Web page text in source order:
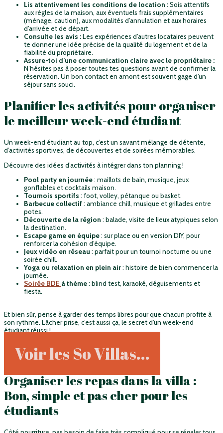
Lis attentivement les conditions de location :Sois attentifs
aux règles de la maison, aux éventuels frais supplémentaires
(ménage, caution), aux modalités d’annulation et aux horaires
d’arrivée et de départ.
Consulte les avis :Les expériences d’autres locataires peuvent
te donner une idée précise de la qualité du logement et de la
fiabilité du propriétaire.
Assure-toi d’une communication claire avec le propriétaire :
N’hésites pas à poser toutes tes questions avant de confirmer la
réservation. Un bon contact en amont est souvent gage d’un
séjour sans souci.
Planifier les activités pour organiser
le meilleur week-end étudiant
Un week-end étudiant au top, c’est un savant mélange de détente,
d’activités sportives, de découvertes et de soirées mémorables.
Découvre des idées d’activités à intégrer dans ton planning !
Pool party en journée: maillots de bain, musique, jeux
gonflables et cocktails maison.
Tournois sportifs : foot, volley, pétanque ou basket.
Barbecue collectif : ambiance chill, musique et grillades entre
potes.
Découverte de la région : balade, visite de lieux atypiques selon
la destination.
Escape game en équipe: sur place ou en version DIY, pour
renforcer la cohésion d’équipe.
Jeux vidéo en réseau : parfait pour un tournoi nocturne ou une
soirée chill.
Yoga ou relaxation en plein air: histoire de bien commencer la
journée.
Soirée BDE à thème: blind test, karaoké, déguisements et
fiesta.
Et bien sûr, pense à garder des temps libres pour que chacun profite à
son rythme. Lâcher prise, c’est aussi ça, le secret d’un week-end
étudiant réussi !
Voir les So Villas...
Organiser les repas dans la villa :
Bon, simple et pas cher pour les
étudiants